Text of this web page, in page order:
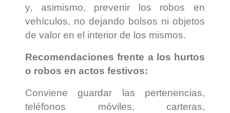
y, asimismo, prevenir los robos en
vehículos, no dejando bolsos ni objetos
de valor en el interior de los mismos.
Recomendaciones frente a los hurtos
o robos en actos festivos:
Conviene guardar las pertenencias,
teléfonos móviles, carteras,